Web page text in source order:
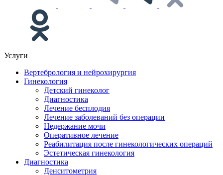
Услуги
Вертебрология и нейрохирургия
Гинекология
Детский гинеколог
Диагностика
Лечение бесплодия
Лечение заболеваний без операции
Недержание мочи
Оперативное лечение
Реабилитация после гинекологических операций
Эстетическая гинекология
Диагностика
Денситометрия